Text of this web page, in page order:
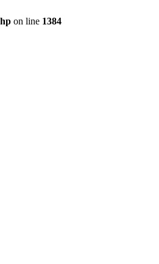
on line 1384